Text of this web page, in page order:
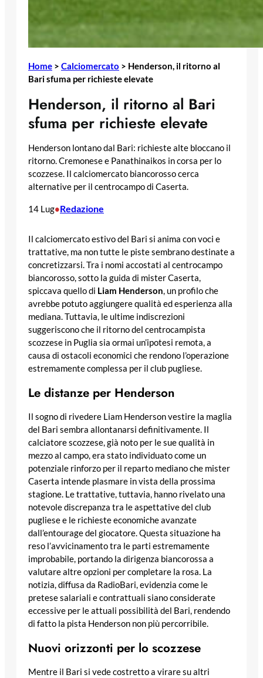
Home > Calciomercato > Henderson, il ritorno al
Bari sfuma per richieste elevate
Henderson, il ritorno al Bari
sfuma per richieste elevate
Henderson lontano dal Bari: richieste alte bloccano il
ritorno. Cremonese e Panathinaikos in corsa per lo
scozzese. Il calciomercato biancorosso cerca
alternative per il centrocampo di Caserta.
14 Lug•Redazione
Il calciomercato estivo del Bari si anima con voci e
trattative, ma non tutte le piste sembrano destinate a
concretizzarsi. Tra i nomi accostati al centrocampo
biancorosso, sotto la guida di mister Caserta,
spiccava quello di Liam Henderson, un profilo che
avrebbe potuto aggiungere qualità ed esperienza alla
mediana. Tuttavia, le ultime indiscrezioni
suggeriscono che il ritorno del centrocampista
scozzese in Puglia sia ormai un’ipotesi remota, a
causa di ostacoli economici che rendono l’operazione
estremamente complessa per il club pugliese.
Le distanze per Henderson
Il sogno di rivedere Liam Henderson vestire la maglia
del Bari sembra allontanarsi definitivamente. Il
calciatore scozzese, già noto per le sue qualità in
mezzo al campo, era stato individuato come un
potenziale rinforzo per il reparto mediano che mister
Caserta intende plasmare in vista della prossima
stagione. Le trattative, tuttavia, hanno rivelato una
notevole discrepanza tra le aspettative del club
pugliese e le richieste economiche avanzate
dall’entourage del giocatore. Questa situazione ha
reso l’avvicinamento tra le parti estremamente
improbabile, portando la dirigenza biancorossa a
valutare altre opzioni per completare la rosa. La
notizia, diffusa da RadioBari, evidenzia come le
pretese salariali e contrattuali siano considerate
eccessive per le attuali possibilità del Bari, rendendo
di fatto la pista Henderson non più percorribile.
Nuovi orizzonti per lo scozzese
Mentre il Bari si vede costretto a virare su altri